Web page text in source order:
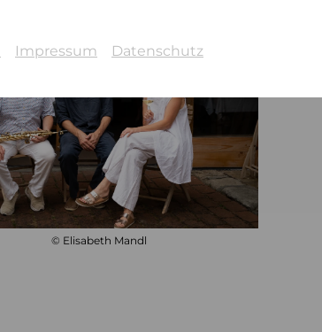
Impressum Datenschutz
© Elisabeth Mandl